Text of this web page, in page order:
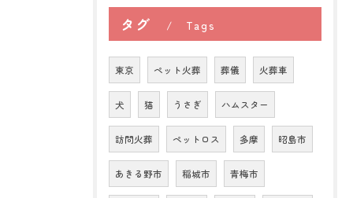
タグ Tags
東京 ペット火葬 葬儀 火葬車
犬 猫 うさぎ ハムスター
訪問火葬 ペットロス 多摩 昭島市
あきる野市 稲城市 青梅市